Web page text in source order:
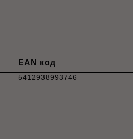
EAN код
5412938993746